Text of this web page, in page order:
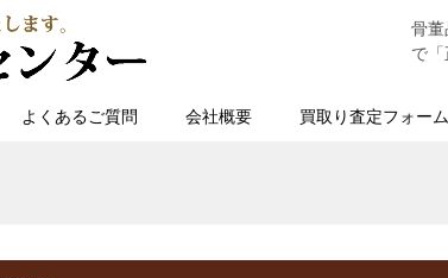
骨董
で
よくあるご質問 会社概要 買取り査定フォーム